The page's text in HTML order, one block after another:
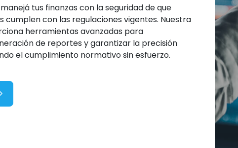
manejá tus finanzas con la seguridad de que
cumplen con las regulaciones vigentes. Nuestra
herramientas avanzadas para
de reportes y garantizar la precisión
el cumplimiento normativo sin esfuerzo.